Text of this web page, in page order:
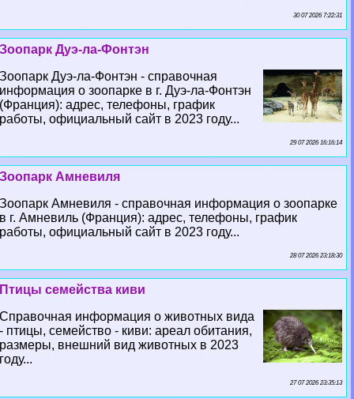
30 07 2026 7:22:31
Зоопарк Дуэ-ла-Фонтэн
Зоопарк Дуэ-ла-Фонтэн - справочная
информация о зоопарке в г. Дуэ-ла-Фонтэн
(Франция): адрес, телефоны, график
работы, официальный сайт в 2023 году...
29 07 2026 16:16:14
Зоопарк Амневиля
Зоопарк Амневиля - справочная информация о зоопарке
в г. Амневиль (Франция): адрес, телефоны, график
работы, официальный сайт в 2023 году...
28 07 2026 23:18:30
Птицы семейства киви
Справочная информация о животных вида
- птицы, семейство - киви: ареал обитания,
размеры, внешний вид животных в 2023
году...
27 07 2026 23:35:13